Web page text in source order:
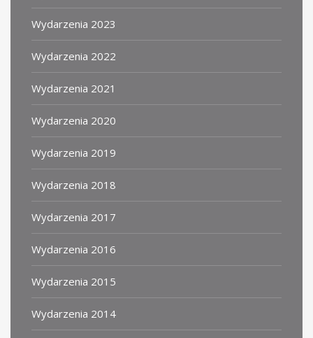
Wydarzenia 2023
Wydarzenia 2022
Wydarzenia 2021
Wydarzenia 2020
Wydarzenia 2019
Wydarzenia 2018
Wydarzenia 2017
Wydarzenia 2016
Wydarzenia 2015
Wydarzenia 2014